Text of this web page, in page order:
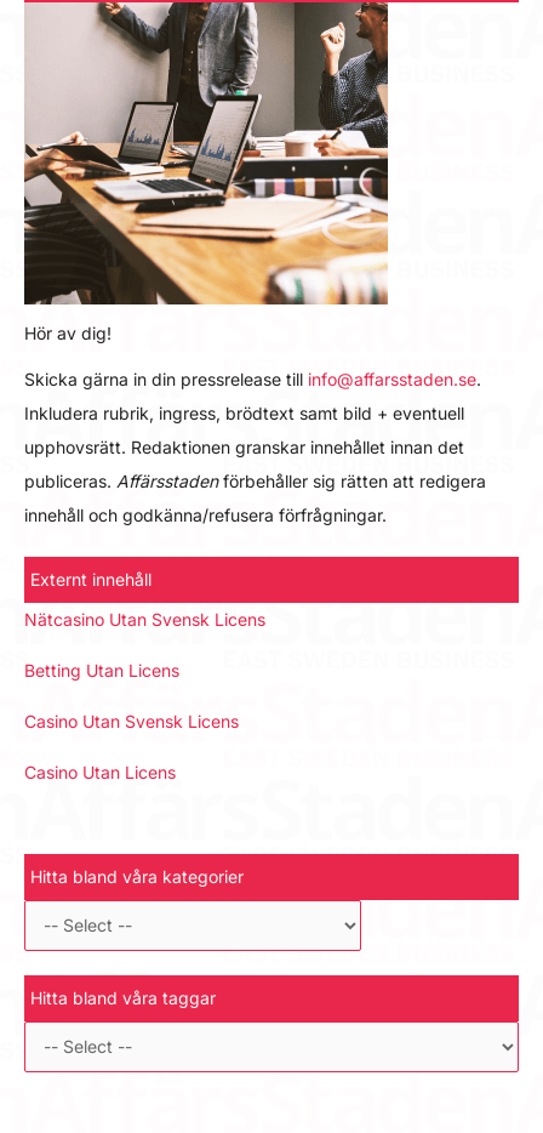
Hör av dig!
Skicka gärna in din pressrelease till info@affarsstaden.se.
Inkludera rubrik, ingress, brödtext samt bild + eventuell
upphovsrätt. Redaktionen granskar innehållet innan det
publiceras. Affärsstadenförbehåller sig rätten att redigera
innehåll och godkänna/refusera förfrågningar.
Externt innehåll
Nätcasino Utan Svensk Licens
Betting Utan Licens
Casino Utan Svensk Licens
Casino Utan Licens
Hitta bland våra kategorier
Hitta bland våra taggar